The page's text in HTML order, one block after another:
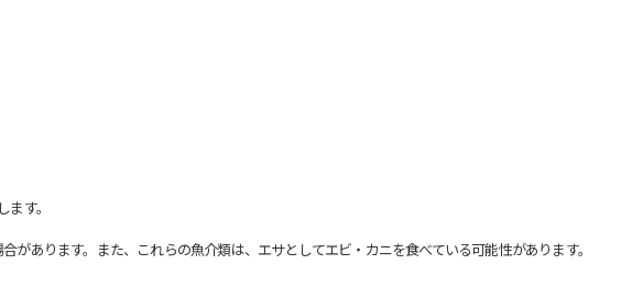
す。
あります。また、これらの魚介類は、エサとしてエビ・カニを食べている可能性があります。